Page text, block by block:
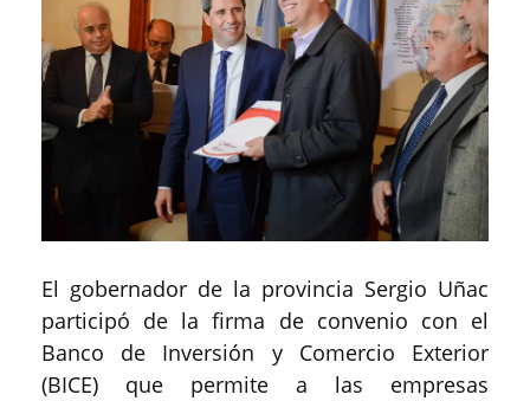
El gobernador de la provincia Sergio Uñac
participó de la firma de convenio con el
Banco de Inversión y Comercio Exterior
(BICE) que permite a las empresas